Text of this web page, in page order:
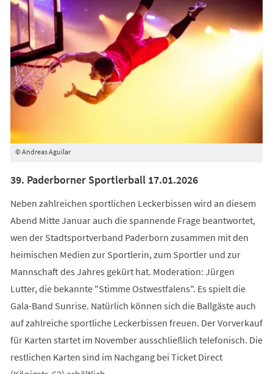
© Andreas Aguilar
39. Paderborner Sportlerball 17.01.2026
Neben zahlreichen sportlichen Leckerbissen wird an diesem
Abend Mitte Januar auch die spannende Frage beantwortet,
wen der Stadtsportverband Paderborn zusammen mit den
heimischen Medien zur Sportlerin, zum Sportler und zur
Mannschaft des Jahres gekürt hat. Moderation: Jürgen
Lutter, die bekannte "Stimme Ostwestfalens". Es spielt die
Gala-Band Sunrise. Natürlich können sich die Ballgäste auch
auf zahlreiche sportliche Leckerbissen freuen. Der Vorverkauf
für Karten startet im November ausschließlich telefonisch. Die
restlichen Karten sind im Nachgang bei Ticket Direct